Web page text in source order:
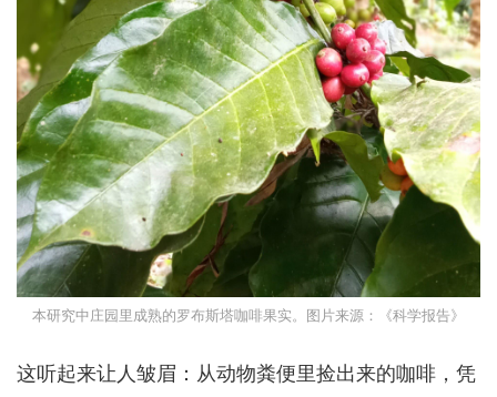
本研究中庄园里成熟的罗布斯塔咖啡果实。图片来源：《科学报告》
这听起来让人皱眉：从动物粪便里捡出来的咖啡，凭